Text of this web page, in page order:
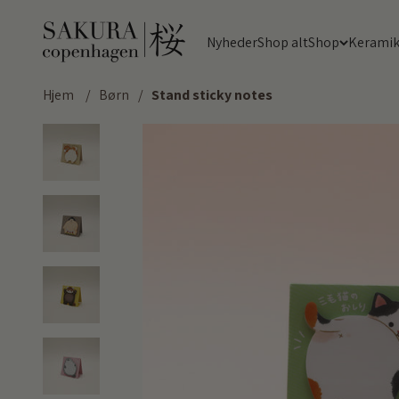
NyhederShop altShop Keramik
Sakura Copenhagen
Hjem / Børn / Stand sticky notes